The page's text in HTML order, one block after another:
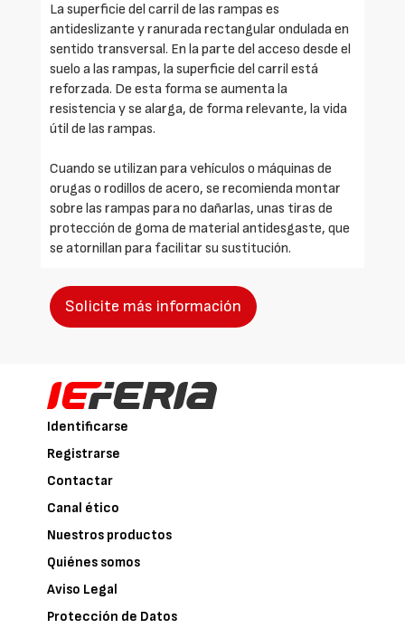
La superficie del carril de las rampas es
antideslizante y ranurada rectangular ondulada en
sentido transversal. En la parte del acceso desde el
suelo a las rampas, la superficie del carril está
reforzada. De esta forma se aumenta la
resistencia y se alarga, de forma relevante, la vida
útil de las rampas.
Cuando se utilizan para vehículos o máquinas de
orugas o rodillos de acero, se recomienda montar
sobre las rampas para no dañarlas, unas tiras de
protección de goma de material antidesgaste, que
se atornillan para facilitar su sustitución.
Solicite más información
Identificarse
Registrarse
Contactar
Canal ético
Nuestros productos
Quiénes somos
Aviso Legal
Protección de Datos